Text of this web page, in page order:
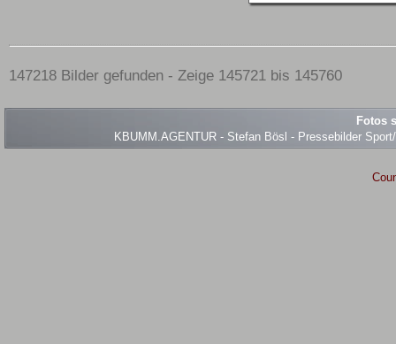
147218 Bilder gefunden - Zeige 145721 bis 145760
Fotos
KBUMM.AGENTUR - Stefan Bösl - Pressebilder